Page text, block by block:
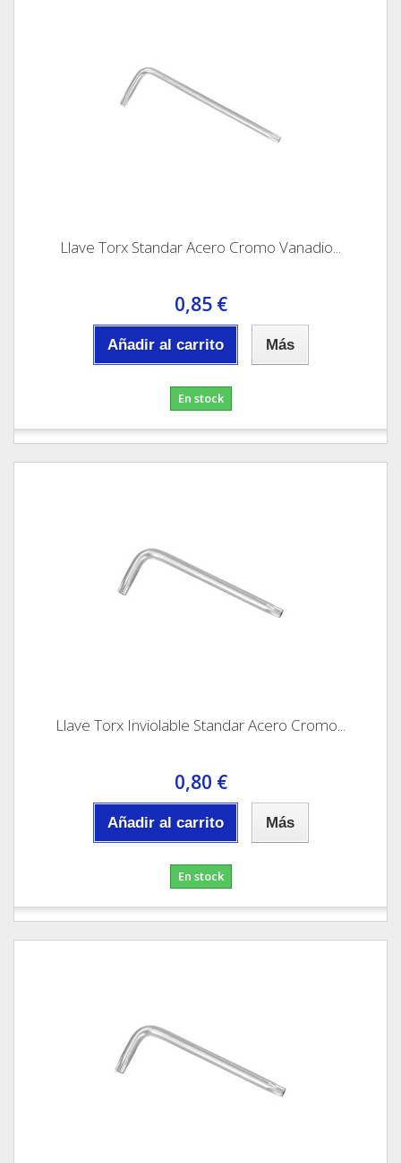
Llave Torx Standar Acero Cromo Vanadio...
0,85 €
Añadir al carrito Más
En stock
Llave Torx Inviolable Standar Acero Cromo...
0,80 €
Añadir al carrito Más
En stock